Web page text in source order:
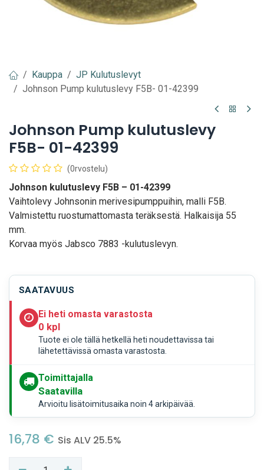
Kauppa
JP Kulutuslevyt
Johnson Pump kulutuslevy F5B- 01-42399
Johnson Pump kulutuslevy
F5B- 01-42399
(0rvostelu)
Johnson kulutuslevy F5B – 01-42399
Vaihtolevy Johnsonin merivesipumppuihin, malli F5B.
Valmistettu ruostumattomasta teräksestä. Halkaisija 55
mm.
Korvaa myös Jabsco 7883 -kulutuslevyn.
SAATAVUUS
Ei heti omasta varastosta
0 kpl
Tuote ei ole tällä hetkellä heti noudettavissa tai
lähetettävissä omasta varastosta.
Toimittajalla
Saatavilla
Arvioitu lisätoimitusaika noin 4 arkipäivää.
16,78 € Sis ALV 25.5%